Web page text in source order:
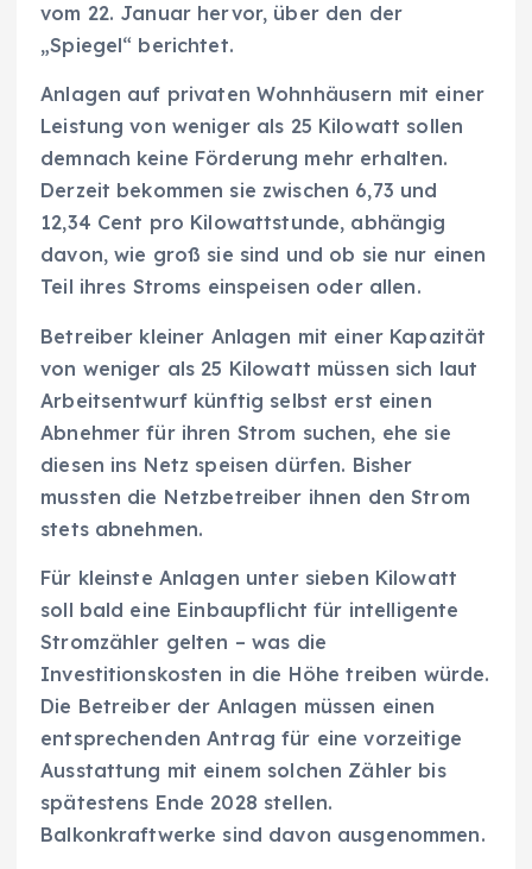
vom 22. Januar hervor, über den der
„Spiegel“ berichtet.
Anlagen auf privaten Wohnhäusern mit einer
Leistung von weniger als 25 Kilowatt sollen
demnach keine Förderung mehr erhalten.
Derzeit bekommen sie zwischen 6,73 und
12,34 Cent pro Kilowattstunde, abhängig
davon, wie groß sie sind und ob sie nur einen
Teil ihres Stroms einspeisen oder allen.
Betreiber kleiner Anlagen mit einer Kapazität
von weniger als 25 Kilowatt müssen sich laut
Arbeitsentwurf künftig selbst erst einen
Abnehmer für ihren Strom suchen, ehe sie
diesen ins Netz speisen dürfen. Bisher
mussten die Netzbetreiber ihnen den Strom
stets abnehmen.
Für kleinste Anlagen unter sieben Kilowatt
soll bald eine Einbaupflicht für intelligente
Stromzähler gelten – was die
Investitionskosten in die Höhe treiben würde.
Die Betreiber der Anlagen müssen einen
entsprechenden Antrag für eine vorzeitige
Ausstattung mit einem solchen Zähler bis
spätestens Ende 2028 stellen.
Balkonkraftwerke sind davon ausgenommen.